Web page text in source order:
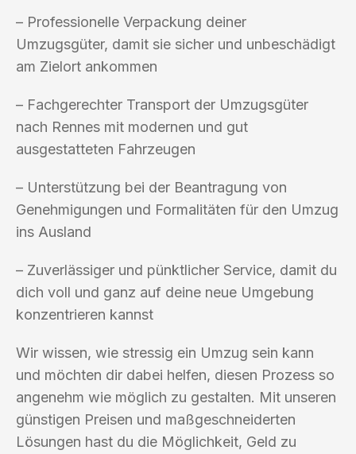
– Professionelle Verpackung deiner
Umzugsgüter, damit sie sicher und unbeschädigt
am Zielort ankommen
– Fachgerechter Transport der Umzugsgüter
nach Rennes mit modernen und gut
ausgestatteten Fahrzeugen
– Unterstützung bei der Beantragung von
Genehmigungen und Formalitäten für den Umzug
ins Ausland
– Zuverlässiger und pünktlicher Service, damit du
dich voll und ganz auf deine neue Umgebung
konzentrieren kannst
Wir wissen, wie stressig ein Umzug sein kann
und möchten dir dabei helfen, diesen Prozess so
angenehm wie möglich zu gestalten. Mit unseren
günstigen Preisen und maßgeschneiderten
Lösungen hast du die Möglichkeit, Geld zu